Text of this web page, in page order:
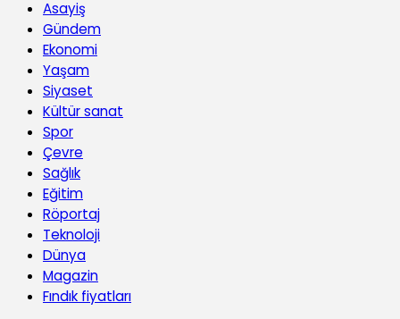
Asayiş
Gündem
Ekonomi
Yaşam
Siyaset
Kültür sanat
Spor
Çevre
Sağlık
Eğitim
Röportaj
Teknoloji
Dünya
Magazin
Fındık fiyatları